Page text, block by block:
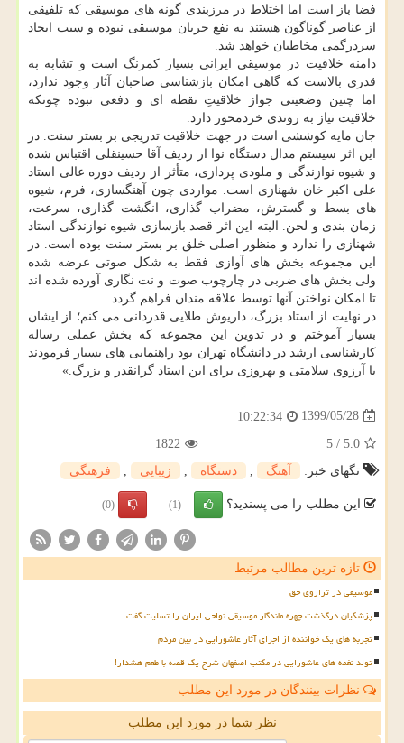
فضا باز است اما اختلاط در مرزبندی گونه های موسیقی که تلفیقی
از عناصر گوناگون هستند به نفع جریان موسیقی نبوده و سبب ایجاد
سردرگمی مخاطبان خواهد شد.
دامنه خلاقیت در موسیقی ایرانی بسیار کمرنگ است و تشابه به
قدری بالاست که گاهی امکان بازشناسی صاحبان آثار وجود ندارد،
اما چنین وضعیتی جواز خلاقیتِ نقطه ای و دفعی نبوده چونکه
خلاقیت نیاز به روندی خردمحور دارد.
جان مایه کوششی است در جهت خلاقیت تدریجی بر بستر سنت. در
این اثر سیستم مدال دستگاه نوا از ردیف آقا حسینقلی اقتباس شده
و شیوه نوازندگی و ملودی پردازی، متأثر از ردیف دوره عالی استاد
علی اکبر خان شهنازی است. مواردی چون آهنگسازی، فرم، شیوه
های بسط و گسترش، مضراب گذاری، انگشت گذاری، سرعت،
زمان بندی و لحن. البته این اثر قصد بازسازی شیوه نوازندگی استاد
شهنازی را ندارد و منظور اصلی خلق بر بستر سنت بوده است. در
این مجموعه بخش های آوازی فقط به شکل صوتی عرضه شده
ولی بخش های ضربی در چارچوب صوت و نت نگاری آورده شده اند
تا امکان نواختن آنها توسط علاقه مندان فراهم گردد.
در نهایت از استاد بزرگ، داریوش طلایی قدردانی می کنم؛ از ایشان
بسیار آموختم و در تدوین این مجموعه که بخش عملی رساله
کارشناسی ارشد در دانشگاه تهران بود راهنمایی های بسیار فرمودند
با آرزوی سلامتی و بهروزی برای این استاد گرانقدر و بزرگ.»
1399/05/28
10:22:34
5.0
/
5
1822
تگهای خبر:
آهنگ , دستگاه , زیبایی , فرهنگی
این مطلب را می پسندید؟ (1)
(0)
تازه ترین مطالب مرتبط
موسیقی در ترازوی حق
پزشکیان درگذشت چهره ماندگار موسیقی نواحی ایران را تسلیت گفت
تجربه های یک خواننده از اجرای آثار عاشورایی در بین مردم
تولد نغمه های عاشورایی در مکتب اصفهان شرح یک قصه با طعم هشدار!
نظرات بینندگان در مورد این مطلب
نظر شما در مورد این مطلب